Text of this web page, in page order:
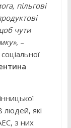
пільгові
чути
, –
людей, які
з них